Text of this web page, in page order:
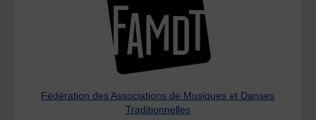
Fédération des Associations de Musiques et Danses
Traditionnelles